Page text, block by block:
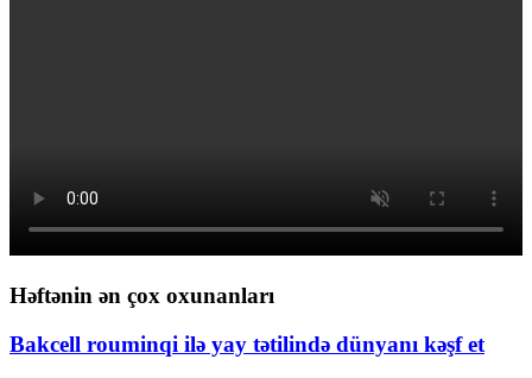
Həftənin ən çox oxunanları
Bakcell rouminqi ilə yay tətilində dünyanı kəşf et